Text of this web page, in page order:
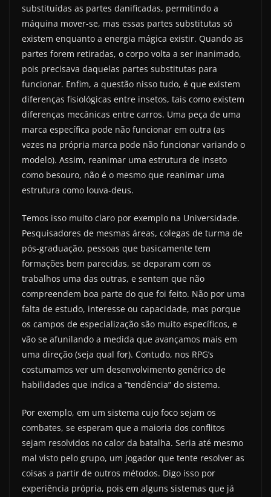
substituídas as partes danificadas, permitindo a
máquina mover-se, mas essas partes substitutas só
existem enquanto a energia mágica existir. Quando as
partes forem retiradas, o corpo volta a ser inanimado,
pois precisava daquelas partes substitutas para
funcionar. Enfim, a questão nisso tudo, é que existem
diferenças fisiológicas entre insetos, tais como existem
diferenças mecânicas entre carros. Uma peça de uma
marca específica pode não funcionar em outra (as
vezes na própria marca pode não funcionar variando o
modelo). Assim, reanimar uma estrutura de inseto
como besouro, não é o mesmo que reanimar uma
estrutura como louva-deus.
Temos isso muito claro por exemplo na Universidade.
Pesquisadores de mesmas áreas, colegas de turma de
pós-graduação, pessoas que basicamente tem
formações bem parecidas, se deparam com os
trabalhos uma das outras, e sentem que não
compreendem boa parte do que foi feito. Não por uma
falta de estudo, interesse ou capacidade, mas porque
os campos de especialização são muito específicos, e
vão se afunilando a medida que avançamos mais em
uma direção (seja qual for). Contudo, nos RPG’s
costumamos ver um desenvolvimento genérico de
habilidades que indica a “tendência” do sistema.
Por exemplo, em um sistema cujo foco sejam os
combates, se esperam que a maioria dos conflitos
sejam resolvidos no calor da batalha. Seria até mesmo
mal visto pelo grupo, um jogador que tente resolver as
coisas a partir de outros métodos. Digo isso por
experiência própria, pois em alguns sistemas que já